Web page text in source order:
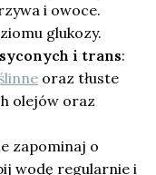
i owoce.
glukozy.
i trans:
oraz tłuste
olejów oraz
zapominaj o
wodę regularnie i